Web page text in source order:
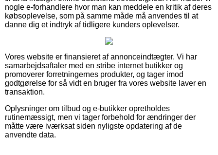
nogle e-forhandlere hvor man kan meddele en kritik af deres
købsoplevelse, som på samme måde må anvendes til at
danne dig et indtryk af tidligere kunders oplevelser.
Vores website er finansieret af annonceindtægter. Vi har
samarbejdsaftaler med en stribe internet butikker og
promoverer forretningernes produkter, og tager imod
godtgørelse for så vidt en bruger fra vores website laver en
transaktion.
Oplysninger om tilbud og e-butikker opretholdes
rutinemæssigt, men vi tager forbehold for ændringer der
måtte være iværksat siden nyligste opdatering af de
anvendte data.